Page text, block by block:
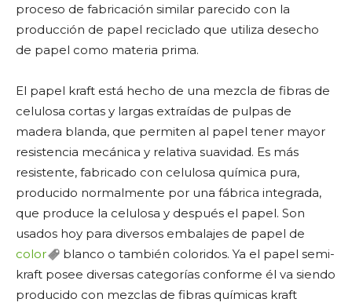
proceso de fabricación similar parecido con la
producción de papel reciclado que utiliza desecho
de papel como materia prima.
El papel kraft está hecho de una mezcla de fibras de
celulosa cortas y largas extraídas de pulpas de
madera blanda, que permiten al papel tener mayor
resistencia mecánica y relativa suavidad. Es más
resistente, fabricado con celulosa química pura,
producido normalmente por una fábrica integrada,
que produce la celulosa y después el papel. Son
usados hoy para diversos embalajes de papel de
color
blanco o también coloridos. Ya el papel semi-
kraft posee diversas categorías conforme él va siendo
producido con mezclas de fibras químicas kraft